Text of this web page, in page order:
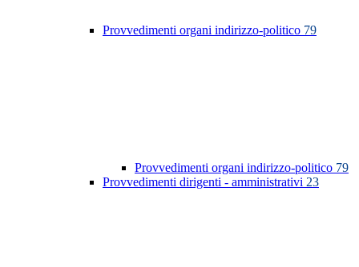
Provvedimenti organi indirizzo-politico 79
Provvedimenti organi indirizzo-politico 79
Provvedimenti dirigenti - amministrativi 23